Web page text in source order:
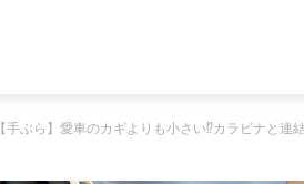
【手ぶら】愛車のカギよりも小さい⁉カラビナと連